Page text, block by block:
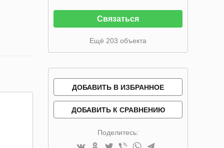
Связаться
Ещё 203 объекта
ДОБАВИТЬ В ИЗБРАННОЕ
ДОБАВИТЬ К СРАВНЕНИЮ
Поделитесь: